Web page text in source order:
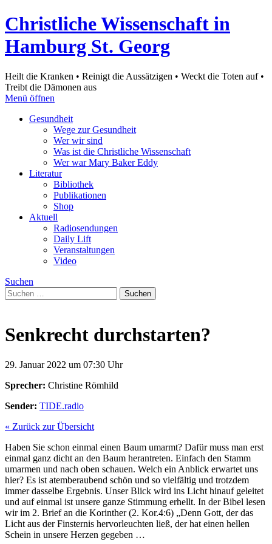
Christliche Wissenschaft in
Hamburg St. Georg
Heilt die Kranken • Reinigt die Aussätzigen • Weckt die Toten auf •
Treibt die Dämonen aus
Menü öffnen
Gesundheit
Wege zur Gesundheit
Wer wir sind
Was ist die Christliche Wissenschaft
Wer war Mary Baker Eddy
Literatur
Bibliothek
Publikationen
Shop
Aktuell
Radiosendungen
Daily Lift
Veranstaltungen
Video
Suchen
Suchen
nach:
Senkrecht durchstarten?
29. Januar 2022 um 07:30 Uhr
Sprecher: Christine Römhild
Sender: TIDE.radio
« Zurück zur Übersicht
Haben Sie schon einmal einen Baum umarmt? Dafür muss man erst
einmal ganz dicht an den Baum herantreten. Einfach den Stamm
umarmen und nach oben schauen. Welch ein Anblick erwartet uns
hier? Es ist atemberaubend schön und so vielfältig und trotzdem
immer dasselbe Ergebnis. Unser Blick wird ins Licht hinauf geleitet
und auf einmal ist unsere ganze Stimmung erhellt. In der Bibel lesen
wir im 2. Brief an die Korinther (2. Kor.4:6) „Denn Gott, der das
Licht aus der Finsternis hervorleuchten ließ, der hat einen hellen
Schein in unsere Herzen gegeben …